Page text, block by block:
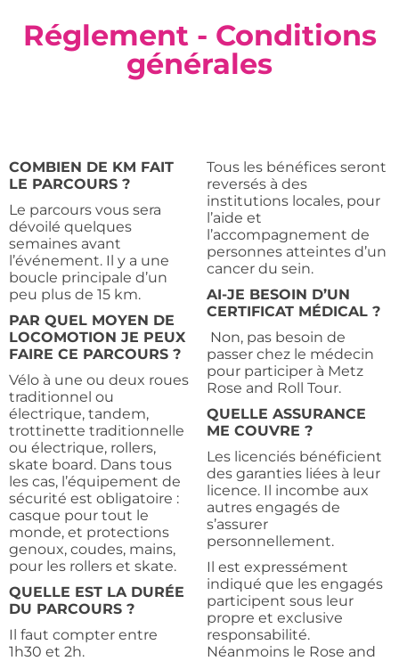
Réglement - Conditions
générales
COMBIEN DE KM FAIT
LE PARCOURS ?
Le parcours vous sera
dévoilé quelques
semaines avant
l’événement. Il y a une
boucle principale d’un
peu plus de 15 km.
PAR QUEL MOYEN DE
LOCOMOTION JE PEUX
FAIRE CE PARCOURS ?
Vélo à une ou deux roues
traditionnel ou
électrique, tandem,
trottinette traditionnelle
ou électrique, rollers,
skate board. Dans tous
les cas, l’équipement de
sécurité est obligatoire :
casque pour tout le
monde, et protections
genoux, coudes, mains,
pour les rollers et skate.
QUELLE EST LA DURÉE
DU PARCOURS ?
Il faut compter entre
1h30 et 2h.
Tous les bénéfices seront
reversés à des
institutions locales, pour
l’aide et
l’accompagnement de
personnes atteintes d’un
cancer du sein.
AI-JE BESOIN D’UN
CERTIFICAT MÉDICAL ?
Non, pas besoin de
passer chez le médecin
pour participer à Metz
Rose and Roll Tour.
QUELLE ASSURANCE
ME COUVRE ?
Les licenciés bénéficient
des garanties liées à leur
licence. Il incombe aux
autres engagés de
s’assurer
personnellement.
Il est expressément
indiqué que les engagés
participent sous leur
propre et exclusive
responsabilité.
Néanmoins le Rose and